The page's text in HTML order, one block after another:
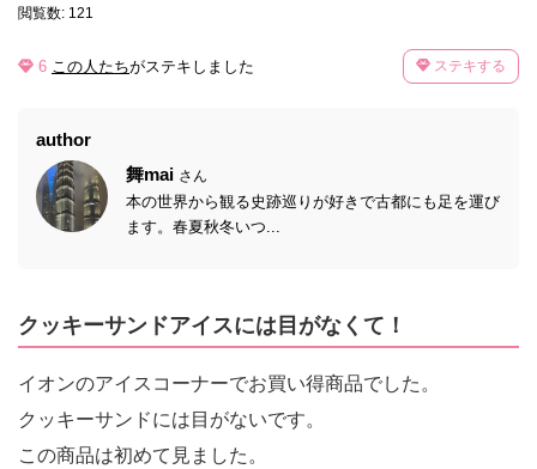
閲覧数: 121
6 この人たちがステキしました ステキする
author
舞mai さん
本の世界から観る史跡巡りが好きで古都にも足を運び
ます。春夏秋冬いつ...
クッキーサンドアイスには目がなくて！
イオンのアイスコーナーでお買い得商品でした。
クッキーサンドには目がないです。
この商品は初めて見ました。